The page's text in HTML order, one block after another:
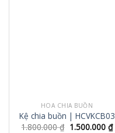
HOA CHIA BUỒN
Kệ chia buồn | HCVKCB03
1.800.000₫ 1.500.000 ₫